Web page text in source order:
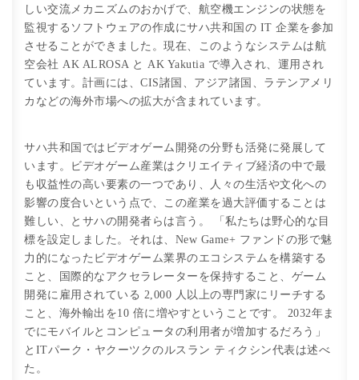
しい交流メカニズムのおかげで、航空機エンジンの状態を
監視するソフトウェアの作成にサハ共和国の IT 企業を参加
させることができました。現在、このようなシステムは航
空会社 AK ALROSA と AK Yakutia で導入され、運用され
ています。計画には、CIS諸国、アジア諸国、ラテンアメリ
カなどの海外市場への拡大が含まれています。
サハ共和国ではビデオゲーム開発の分野も活発に発展して
います。ビデオゲーム産業はクリエイティブ経済の中で最
も収益性の高い要素の一つであり、人々の生活や文化への
影響の度合いという点で、この産業を過大評価することは
難しい、とサハの開発者らは言う。 「私たちは野心的な目
標を設定しました。それは、New Game+ ファンドの形で魅
力的になったビデオゲーム業界のエコシステムを構築する
こと、国際的なアクセラレーターを保持すること、ゲーム
開発に雇用されている 2,000 人以上の専門家にリーチする
こと、海外輸出を10 倍に増やすということです。 2032年ま
でにモバイルとコンピュータの利用者が増加するだろう」
とITパーク・ヤクーツクのルスラン ティクシン代表は述べ
た。